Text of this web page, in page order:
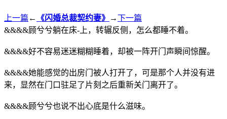
上一篇 ← 《闪婚总裁契约妻》 →下一篇
&&&&顾兮兮躺在床-上，转辗反侧，怎么都睡不着。
&&&&好不容易迷迷糊糊睡着，却被一阵开门声瞬间惊醒。
&&&&她能感觉的出房门被人打开了，可是那个人并没有进
来，显然在门口驻足了片刻之后重新关门离开了。
&&&&顾兮兮也说不出心底是什么滋味。